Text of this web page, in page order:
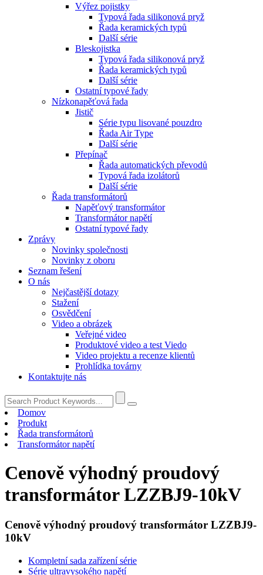
Výřez pojistky
Typová řada silikonová pryž
Řada keramických typů
Další série
Bleskojistka
Typová řada silikonová pryž
Řada keramických typů
Další série
Ostatní typové řady
Nízkonapěťová řada
Jistič
Série typu lisované pouzdro
Řada Air Type
Další série
Přepínač
Řada automatických převodů
Typová řada izolátorů
Další série
Řada transformátorů
Napěťový transformátor
Transformátor napětí
Ostatní typové řady
Zprávy
Novinky společnosti
Novinky z oboru
Seznam řešení
O nás
Nejčastější dotazy
Stažení
Osvědčení
Video a obrázek
Veřejné video
Produktové video a test Viedo
Video projektu a recenze klientů
Prohlídka továrny
Kontaktujte nás
Domov
Produkt
Řada transformátorů
Transformátor napětí
Cenově výhodný proudový
transformátor LZZBJ9-10kV
Cenově výhodný proudový transformátor LZZBJ9-
10kV
Kompletní sada zařízení série
Série ultravysokého napětí